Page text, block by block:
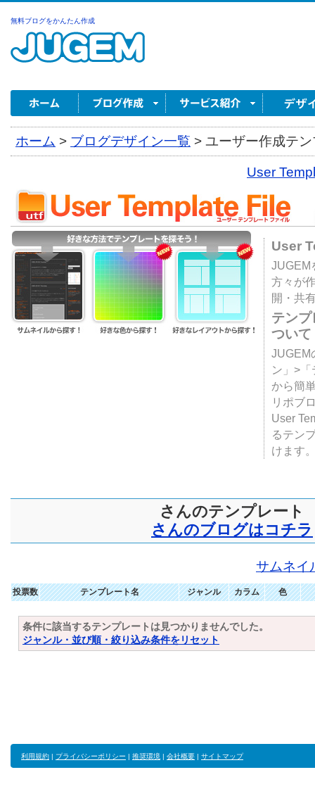
無料ブログをかんたん作成
ホーム > ブログデザイン一覧 > ユーザー作成テ
User
User
JUGEM
方々が
開・共
テン
ついて
JUGEM
ン」>
から簡
リポブ
User
るテン
けます
さんのテンプレート
さんのブログはコチラ
サムネイ
投票数 テンプレート名 ジャンル カラム 色
条件に該当するテンプレートは見つかりませんでした。
ジャンル・並び順・絞り込み条件をリセット
利用規約 | プライバシーポリシー | 推奨環境 | 会社概要 | サイトマップ